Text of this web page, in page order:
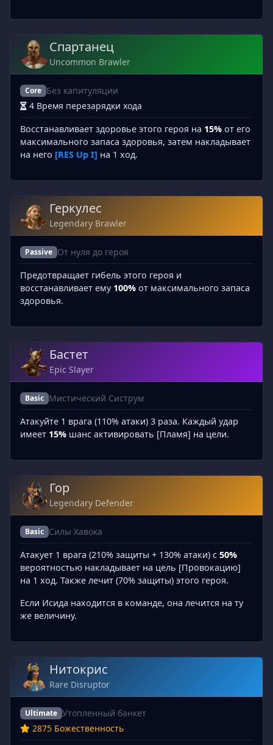
Спартанец
Uncommon Brawler
Core Без капитуляции
4 Время перезарядки хода
Восстанавливает здоровье этого героя на 15% от его
максимального запаса здоровья, затем накладывает
на него [RES Up I] на 1 ход.
Геркулес
Legendary Brawler
Passive От нуля до героя
Предотвращает гибель этого героя и
восстанавливает ему 100% от максимального запаса
здоровья.
Бастет
Epic Slayer
Basic Мистический Систрум
Атакуйте 1 врага (110% атаки) 3 раза. Каждый удар
имеет 15% шанс активировать [Пламя] на цели.
Гор
Legendary Defender
Basic Силы Хавока
Атакует 1 врага (210% защиты + 130% атаки) с 50%
вероятностью накладывает на цель [Провокацию]
на 1 ход. Также лечит (70% защиты) этого героя.
Если Исида находится в команде, она лечится на ту
же величину.
Нитокрис
Rare Disruptor
Ultimate Утопленный банкет
2875 Божественность